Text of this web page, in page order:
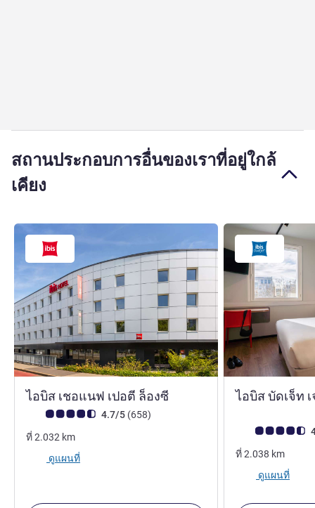
สถานประกอบการอื่นของเราที่อยู่ใกล้
เคียง
ไอบิส เชอแนฟ เปอตี ล็องซี
คะแนนความคิดเห็นจากแขก (เรทติ้งบน ALL)
4.7/5 (658รีวิว รายการ
)
ที่2.032 km
ดูแผนที่
ไอบิส บัดเจ็ท
คะแนนความคิดเ
ที่2.038 km
ดูแผนที่